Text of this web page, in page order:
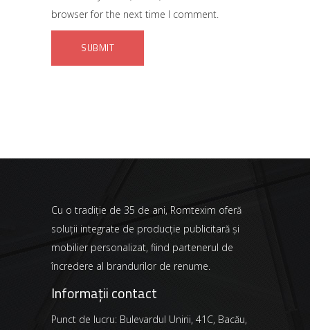
browser for the next time I comment.
Cu o tradiție de 35 de ani, Romtexim oferă
soluții integrate de producție publicitară și
mobilier personalizat, fiind partenerul de
încredere al brandurilor de renume.
Informații contact
Punct de lucru: Bulevardul Unirii, 41C, Bacău,